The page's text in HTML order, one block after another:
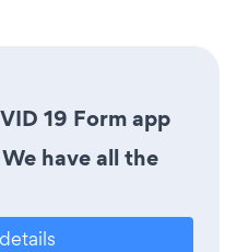
19 Form app
have all the